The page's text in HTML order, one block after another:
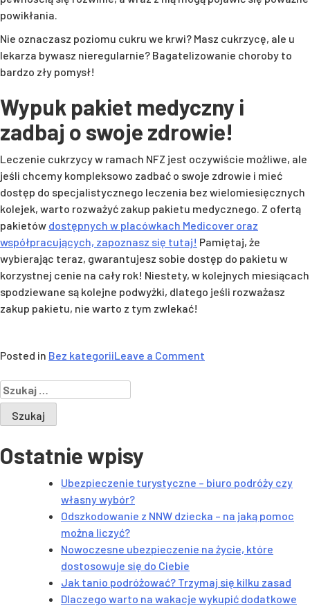
powikłania.
Nie oznaczasz poziomu cukru we krwi? Masz cukrzycę, ale u
lekarza bywasz nieregularnie? Bagatelizowanie choroby to
bardzo zły pomysł!
Wypuk pakiet medyczny i
zadbaj o swoje zdrowie!
Leczenie cukrzycy w ramach NFZ jest oczywiście możliwe, ale
jeśli chcemy kompleksowo zadbać o swoje zdrowie i mieć
dostęp do specjalistycznego leczenia bez wielomiesięcznych
kolejek, warto rozważyć zakup pakietu medycznego. Z ofertą
pakietów dostępnych w placówkach Medicover oraz
współpracujących, zapoznasz się tutaj! Pamiętaj, że
wybierając teraz, gwarantujesz sobie dostęp do pakietu w
korzystnej cenie na cały rok! Niestety, w kolejnych miesiącach
spodziewane są kolejne podwyżki, dlatego jeśli rozważasz
zakup pakietu, nie warto z tym zwlekać!
Posted in Bez kategoriiLeave a Comment
być
Szukaj:
Ostatnie wpisy
Ubezpieczenie turystyczne – biuro podróży czy
własny wybór?
Odszkodowanie z NNW dziecka – na jaką pomoc
można liczyć?
Nowoczesne ubezpieczenie na życie, które
dostosowuje się do Ciebie
Jak tanio podróżować? Trzymaj się kilku zasad
Dlaczego warto na wakacje wykupić dodatkowe